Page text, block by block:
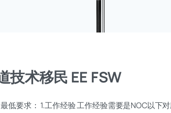
技术移民 EE FSW
低要求： 1.工作经验 工作经验需要是NOC以下